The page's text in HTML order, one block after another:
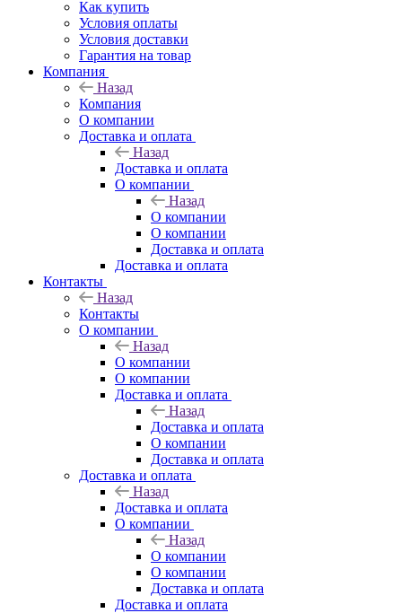
Как купить
Условия оплаты
Условия доставки
Гарантия на товар
Компания
Назад
Компания
О компании
Доставка и оплата
Назад
Доставка и оплата
О компании
Назад
О компании
О компании
Доставка и оплата
Доставка и оплата
Контакты
Назад
Контакты
О компании
Назад
О компании
О компании
Доставка и оплата
Назад
Доставка и оплата
О компании
Доставка и оплата
Доставка и оплата
Назад
Доставка и оплата
О компании
Назад
О компании
О компании
Доставка и оплата
Доставка и оплата